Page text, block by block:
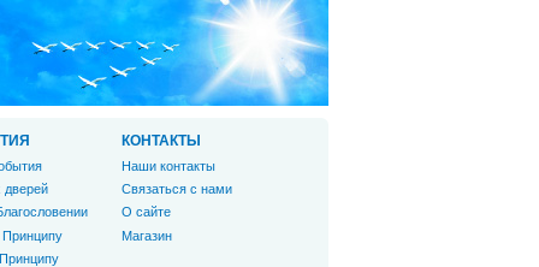
дверей
КОНТАКТЫ
Наши контакты
Связаться с нами
О сайте
Магазин